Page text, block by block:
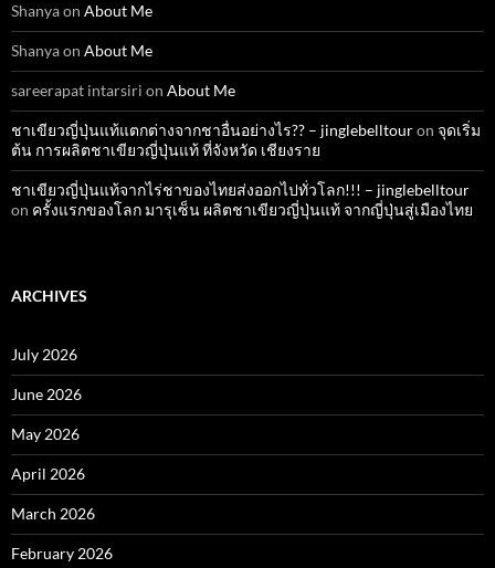
Shanyaon About Me
Shanyaon About Me
sareerapat intarsiri on About Me
ชาเขียวญี่ปุ่นแท้แตกต่างจากชาอื่นอย่างไร?? – jinglebelltouron จุดเริ่ม
ต้น การผลิตชาเขียวญี่ปุ่นแท้ ที่จังหวัด เชียงราย
ชาเขียวญี่ปุ่นแท้จากไร่ชาของไทยส่งออกไปทั่วโลก!!! – jinglebelltour
on ครั้งแรกของโลก มารุเซ็น ผลิตชาเขียวญี่ปุ่นแท้ จากญี่ปุ่นสู่เมืองไทย
ARCHIVES
July 2026
June 2026
May 2026
April 2026
March 2026
February 2026